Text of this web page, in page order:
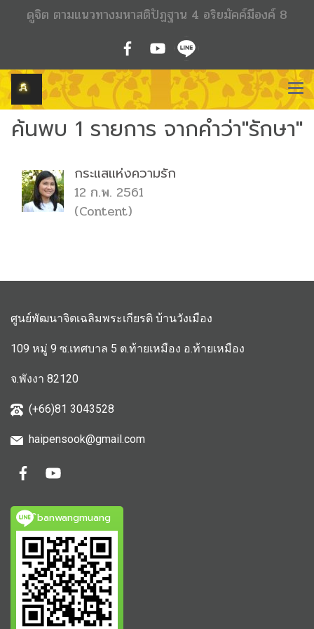
ดูจิต ตามแนวทางมหาสติปัฏฐาน 4 อริยมัคค์มีองค์ 8
ค้นพบ 1 รายการ จากคำว่า"รักษา"
กระแสแห่งความรัก
12 ก.พ. 2561
(Content)
ศูนย์พัฒนาจิตเฉลิมพระเกียรติ บ้านวังเมือง
109 หมู่ 9 ซ.เทศบาล 5 ต.ท้ายเหมือง อ.ท้ายเหมือง
จ.พังงา 82120
(+66)81 3043528
haipensook@gmail.com
ิbanwangmuang